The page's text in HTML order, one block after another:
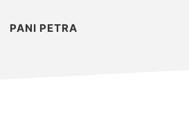
PANI PETRA